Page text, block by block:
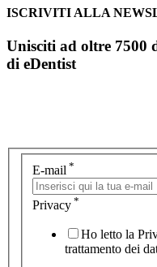
ISCRIVITI ALLA
Unisciti ad oltre 7500
di eDentist
E-mail *
Privacy *
Ho letto la
trattamento dei